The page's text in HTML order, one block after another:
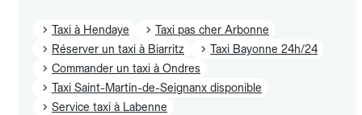
Taxi à Hendaye
Taxi pas cher Arbonne
Réserver un taxi à Biarritz
Taxi Bayonne 24h/24
Commander un taxi à Ondres
Taxi Saint-Martin-de-Seignanx disponible
Service taxi à Labenne